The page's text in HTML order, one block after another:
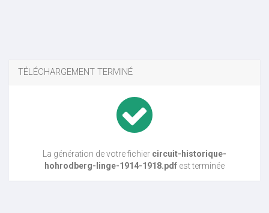
TÉLÉCHARGEMENT TERMINÉ
La génération de votre fichier circuit-historique-
hohrodberg-linge-1914-1918.pdf est terminée